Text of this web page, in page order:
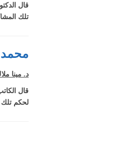
قال
تلك
محمد
د. مينا
قال
لحكم تلك